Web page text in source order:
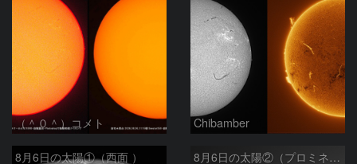
（＾０＾）コメト Chibamber
8月6日の太陽①（西面 ） 8月6日の太陽②（プロミネン北東縁 ）